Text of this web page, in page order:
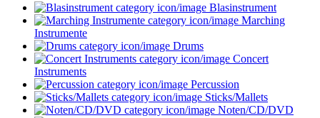
Blasinstrument
Marching
Instrumente
Drums
Concert
Instruments
Percussion
Sticks/Mallets
Noten/CD/DVD